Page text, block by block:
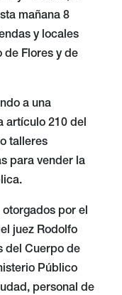
mañana 8
y locales
de Flores y de
a una
artículo 210 del
talleres
para vender la
otorgados por el
juez Rodolfo
del Cuerpo de
Público
personal de